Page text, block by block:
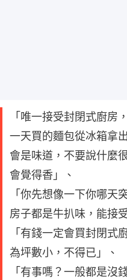
「唯一接受封閉式廚房
一天買的麵包從冰箱拿
會是味道，不要說什麼
會覺得香」、
「你先想像一下你哪天
房子都是牛扒味，能接
「有錢一定會買封閉式
為坪數小，不得已」、
「有事嗎？一般都是沒